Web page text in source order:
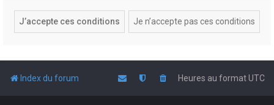
Index du forum Heures au formatUTC